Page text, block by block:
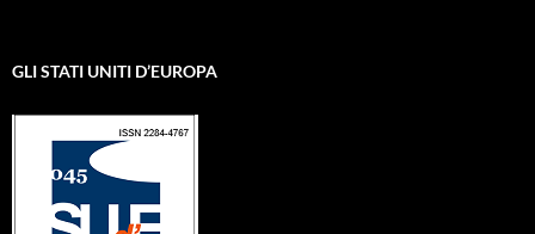
GLI STATI UNITI D’EUROPA